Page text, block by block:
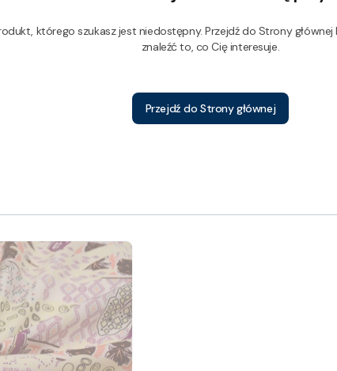
którego szukasz jest niedostępny. Przejdź do Strony
znaleźć to, co Cię interesuje.
Przejdź do Strony głównej